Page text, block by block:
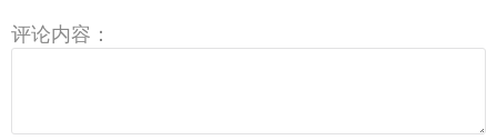
评论内容：